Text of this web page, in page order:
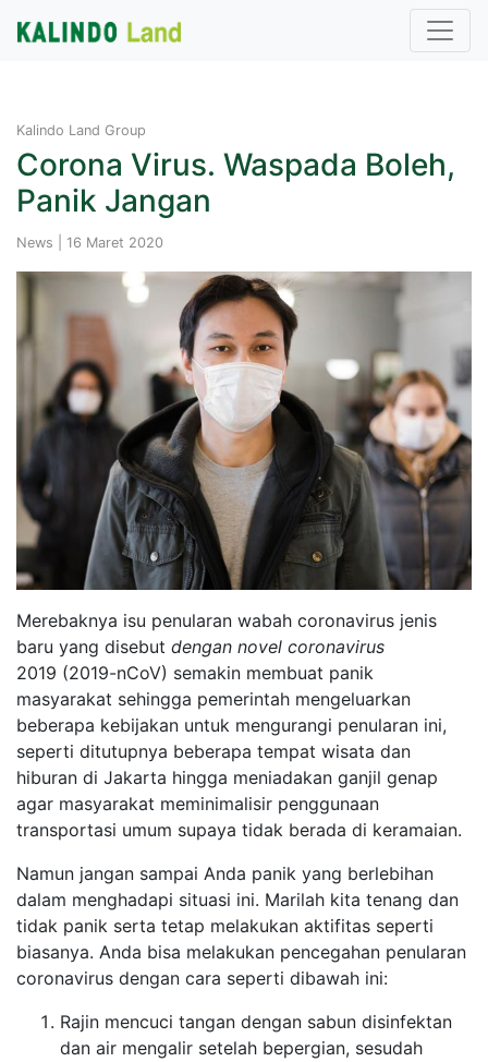
Kalindo Land Group
Corona Virus. Waspada Boleh,
Panik Jangan
News | 16 Maret 2020
Merebaknya isu penularan wabah coronavirus jenis
baru yang disebut dengan novel coronavirus
2019 (2019-nCoV) semakin membuat panik
masyarakat sehingga pemerintah mengeluarkan
beberapa kebijakan untuk mengurangi penularan ini,
seperti ditutupnya beberapa tempat wisata dan
hiburan di Jakarta hingga meniadakan ganjil genap
agar masyarakat meminimalisir penggunaan
transportasi umum supaya tidak berada di keramaian.
Namun jangan sampai Anda panik yang berlebihan
dalam menghadapi situasi ini. Marilah kita tenang dan
tidak panik serta tetap melakukan aktifitas seperti
biasanya. Anda bisa melakukan pencegahan penularan
coronavirus dengan cara seperti dibawah ini:
Rajin mencuci tangan dengan sabun disinfektan
dan air mengalir setelah bepergian, sesudah